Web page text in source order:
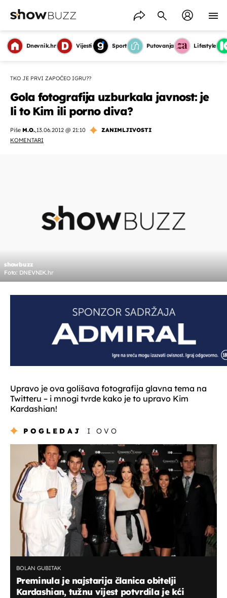
Dnevnik.hr Vijesti Sport Putovanja Lifestyle
TKO JE PRVI ZAPOČEO IGRU??
Gola fotografija uzburkala javnost: je
li to Kim ili porno diva?
Piše M.O.,13.06.2012 @ 21:10
ZANIMLJIVOSTI
KOMENTARI
showbuzz
Foto: DNEVNIK.hr
Upravo je ova golišava fotografija glavna tema na
Twitteru – i mnogi tvrde kako je to upravo Kim
Kardashian!
POGLEDAJ I OVO
BOLAN GUBITAK
Preminula je najstarija članica obitelji
Kardashian, tužnu vijest potvrdila je kći